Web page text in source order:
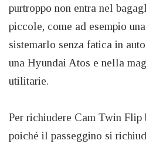
purtroppo non entra nel
piccole, come ad esempio
sistemarlo senza fatica in
una Hyundai Atos e nella
utilitarie.
Per richiudere Cam Twin Flip
poiché il passeggino si